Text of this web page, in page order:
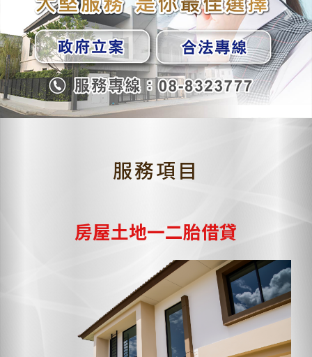
Previous Next
服務項目
房屋土地一二胎借貸